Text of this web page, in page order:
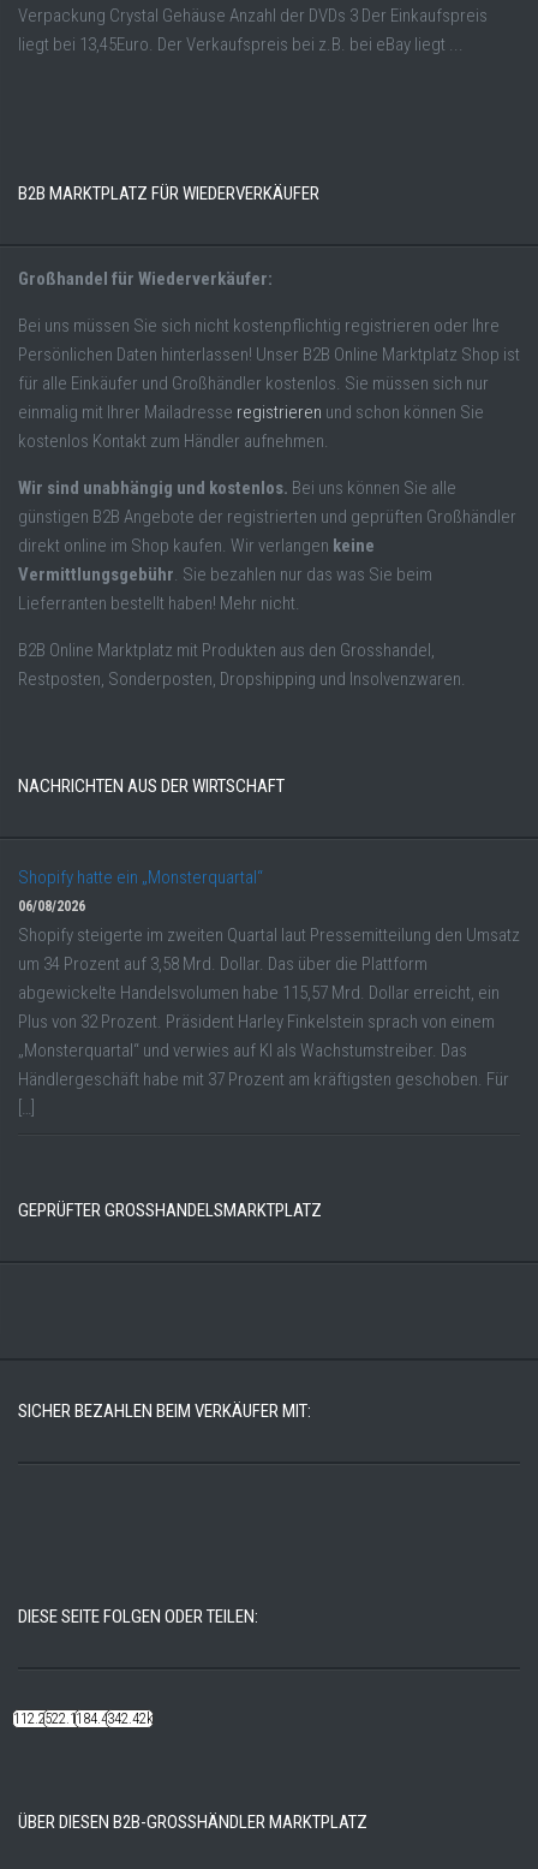
Verpackung Crystal Gehäuse Anzahl der DVDs 3 Der Einkaufspreis
liegt bei 13,45Euro. Der Verkaufspreis bei z.B. bei eBay liegt ...
B2B MARKTPLATZ FÜR WIEDERVERKÄUFER
Großhandel für Wiederverkäufer:
Bei uns müssen Sie sich nicht kostenpflichtig registrieren oder Ihre
Persönlichen Daten hinterlassen! Unser B2B Online Marktplatz Shop ist
für alle Einkäufer und Großhändler kostenlos. Sie müssen sich nur
einmalig mit Ihrer Mailadresse registrieren und schon können Sie
kostenlos Kontakt zum Händler aufnehmen.
Wir sind unabhängig und kostenlos. Bei uns können Sie alle
günstigen B2B Angebote der registrierten und geprüften Großhändler
direkt online im Shop kaufen. Wir verlangen keine
Vermittlungsgebühr. Sie bezahlen nur das was Sie beim
Lieferranten bestellt haben! Mehr nicht.
B2B Online Marktplatz mit Produkten aus den Grosshandel,
Restposten, Sonderposten, Dropshipping und Insolvenzwaren.
NACHRICHTEN AUS DER WIRTSCHAFT
Shopify hatte ein „Monsterquartal“
06/08/2026
Shopify steigerte im zweiten Quartal laut Pressemitteilung den Umsatz
um 34 Prozent auf 3,58 Mrd. Dollar. Das über die Plattform
abgewickelte Handelsvolumen habe 115,57 Mrd. Dollar erreicht, ein
Plus von 32 Prozent. Präsident Harley Finkelstein sprach von einem
„Monsterquartal“ und verwies auf KI als Wachstumstreiber. Das
Händlergeschäft habe mit 37 Prozent am kräftigsten geschoben. Für
[…]
GEPRÜFTER GROSSHANDELSMARKTPLATZ
SICHER BEZAHLEN BEIM VERKÄUFER MIT:
DIESE SEITE FOLGEN ODER TEILEN:
112.22k522.14k184.48k342.42k
ÜBER DIESEN B2B-GROSSHÄNDLER MARKTPLATZ